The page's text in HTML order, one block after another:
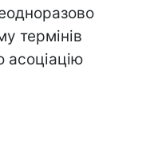
термінів
асоціацію